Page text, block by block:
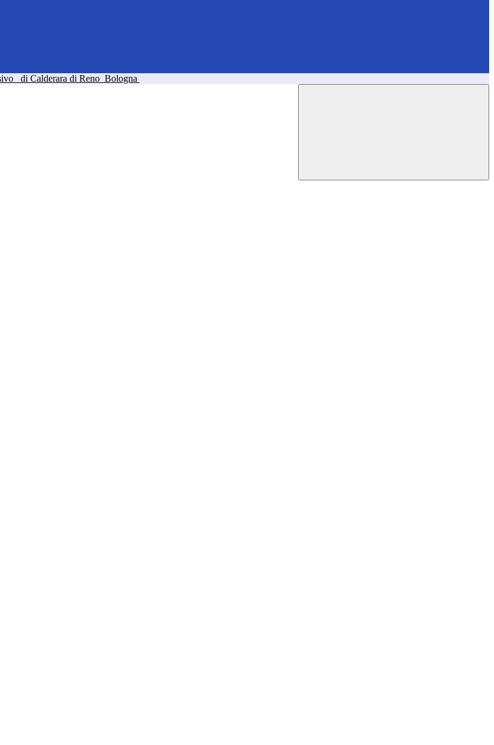
di Calderara di Reno Bologna